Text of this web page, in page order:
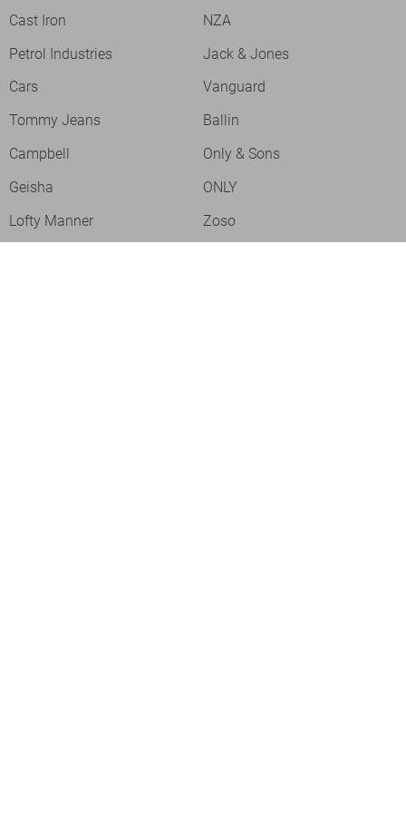
Cast Iron
NZA
Petrol Industries
Jack & Jones
Cars
Vanguard
Tommy Jeans
Ballin
Campbell
Only & Sons
Geisha
ONLY
Lofty Manner
Zoso